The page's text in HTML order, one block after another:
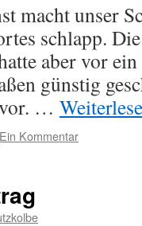
macht unser
schlapp.
aber vor
günstig
…
Ein Kommentar